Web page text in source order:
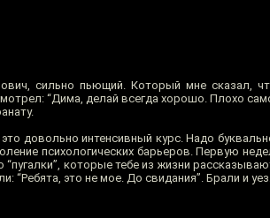
сильно пьющий. Который мне сказал,
“Дима, делай всегда хорошо. Плохо
довольно интенсивный курс. Надо
психологических барьеров. Первую
“пугалки”, которые тебе из жизни
“Ребята, это не мое. До свидания”. Брали и